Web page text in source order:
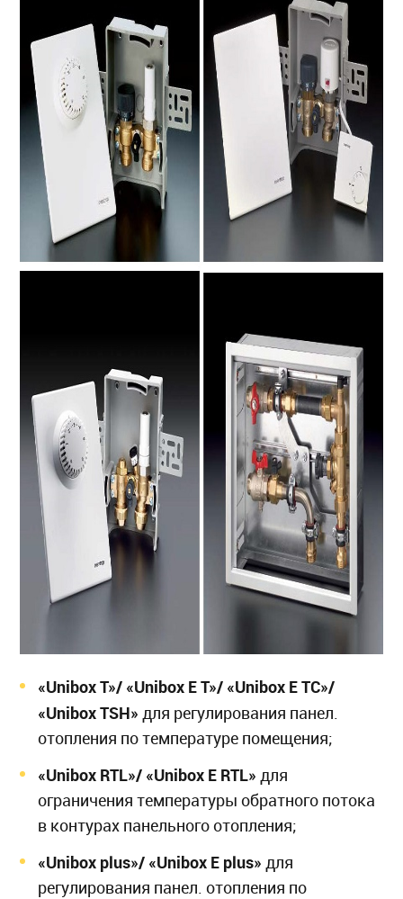
«Unibox T»/ «Unibox E T»/ «Unibox E TС»/
«Unibox TSH» для регулирования панел.
отопления по температуре помещения;
«Unibox RTL»/ «Unibox E RTL» для
ограничения температуры обратного потока
в контурах панельного отопления;
«Unibox plus»/ «Unibox E plus» для
регулирования панел. отопления по